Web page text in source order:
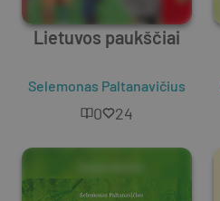
Lietuvos paukščiai
Selemonas Paltanavičius
0 24